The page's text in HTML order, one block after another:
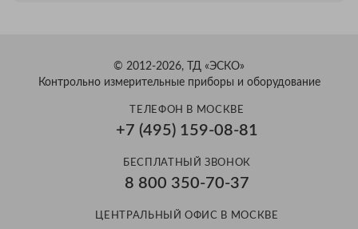
© 2012-2026, ТД «ЭСКО»
Контрольно измерительные приборы и оборудование
ТЕЛЕФОН В МОСКВЕ
+7 (495) 159-08-81
БЕСПЛАТНЫЙ ЗВОНОК
8 800 350-70-37
ЦЕНТРАЛЬНЫЙ ОФИС В МОСКВЕ